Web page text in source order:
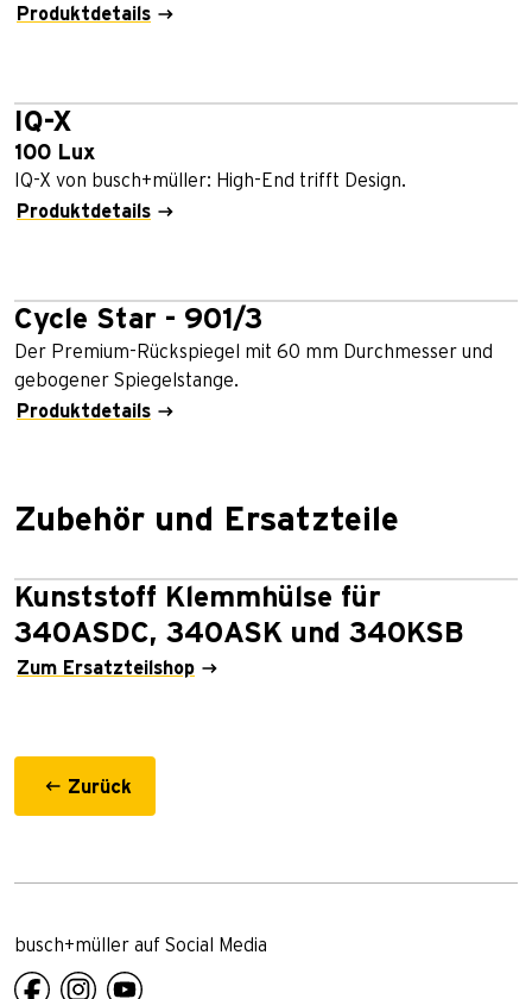
Produktdetails
IQ-X
100 Lux
IQ-X von busch+müller: High-End trifft Design.
Produktdetails
Cycle Star - 901/3
Der Premium-Rückspiegel mit 60 mm Durchmesser und
gebogener Spiegelstange.
Produktdetails
Zubehör und Ersatzteile
Kunststoff Klemmhülse für
340ASDC, 340ASK und 340KSB
Zum Ersatzteilshop
Zurück
busch+müller auf Social Media